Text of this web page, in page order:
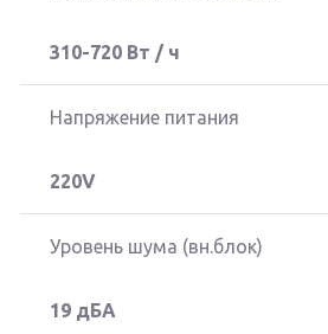
310-720 Вт / ч
Напряжение питания
220V
Уровень шума (вн.блок)
19 дБА